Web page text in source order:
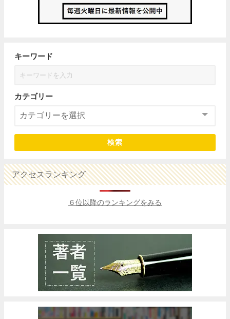
キーワード
カテゴリー
検索
アクセスランキング
６位以降のランキングをみる